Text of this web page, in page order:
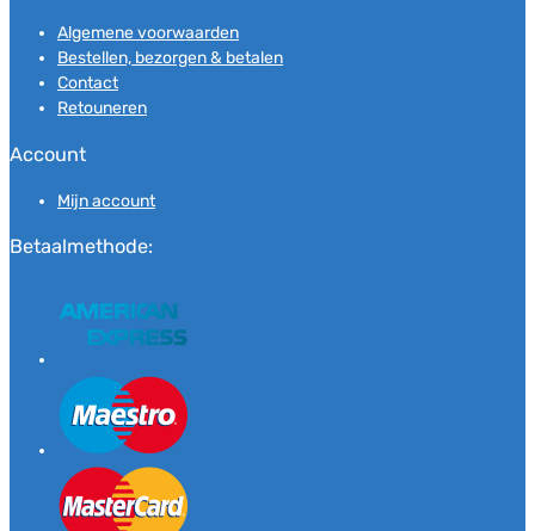
Algemene voorwaarden
Bestellen, bezorgen & betalen
Contact
Retouneren
Account
Mijn account
Betaalmethode: